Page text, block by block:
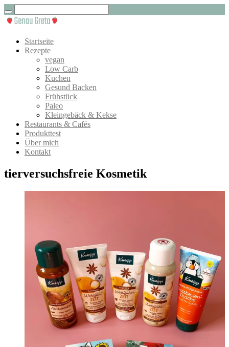
Startseite
Rezepte
vegan
Low Carb
Kuchen
Gesund Backen
Frühstück
Paleo
Kleingebäck & Kekse
Restaurants & Cafés
Produkttest
Über mich
Kontakt
tierversuchsfreie Kosmetik